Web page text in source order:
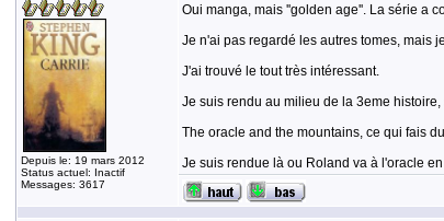
Depuis le: 19 mars 2012
Status actuel: Inactif
Messages: 3617
Oui manga, mais ''golden age''. La série a
Je n'ai pas regardé les autres tomes, mais
J'ai trouvé le tout très intéressant.
Je suis rendu au milieu de la 3eme
The oracle and the mountains, ce qui fais
Je suis rendue là ou Roland va à l'oracle